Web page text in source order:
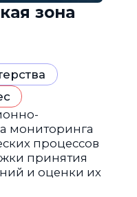
зона
мониторинга
процессов
принятия
и оценки их